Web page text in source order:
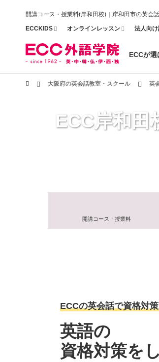
開講コース・授業料(岸和田校)｜岸和田市の英会
ECCKIDS オンラインレッスン 法人向
ECCが
大阪府の英会話教室・スクール 英
ECC岸和田
開講コース・授業料
ECCの英会話で資格対
英語の
資格対策を